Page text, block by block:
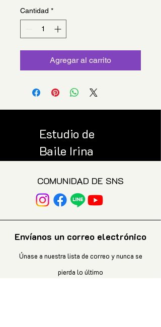
Cantidad *
Agregar al carrito
Estudio de
Baile Irina
COMUNIDAD DE SNS
Envíanos un correo electrónico
Únase a nuestra lista de correo y nunca se
pierda lo último